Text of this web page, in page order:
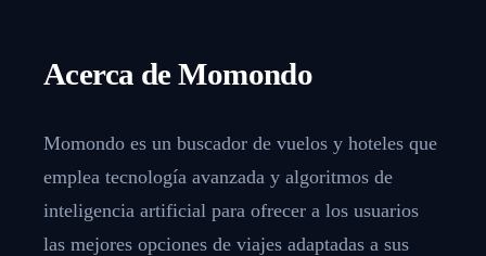
Acerca de Momondo
Momondo es un buscador de vuelos y hoteles que
emplea tecnología avanzada y algoritmos de
inteligencia artificial para ofrecer a los usuarios
las mejores opciones de viajes adaptadas a sus